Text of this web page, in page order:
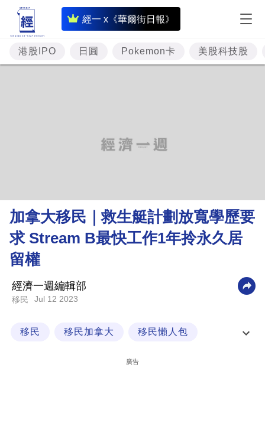
經一 x《華爾街日報》
即
時
財
經
理
財
商
科
技
場
港股IPO 日圓 Pokemon卡 美股科技股
加拿大移民｜救生艇計劃放寬學歷要
求 Stream B最快工作1年拎永久居
留權
經濟一週編輯部
移民 Jul 12 2023
移民 移民加拿大 移民懶人包
廣告